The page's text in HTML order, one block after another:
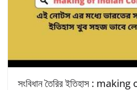
সংবিধান তৈরির ইতিহাস :